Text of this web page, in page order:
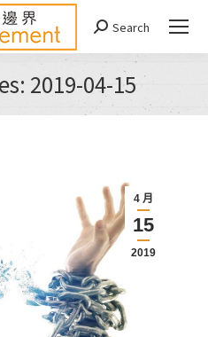
Search:
Search
2019-04-15
You are here:
4 月
15
2019